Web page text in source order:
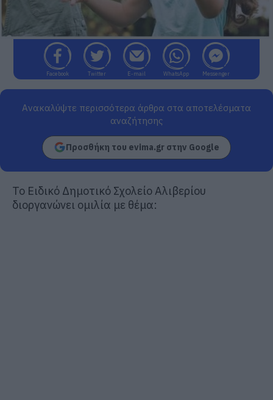
Facebook Twitter E-mail WhatsApp Messenger
Ανακαλύψτε περισσότερα άρθρα στα αποτελέσματα
αναζήτησης
Προσθήκη του evima.gr στην Google
Το Ειδικό Δημοτικό Σχολείο Αλιβερίου
διοργανώνει ομιλία με θέμα: